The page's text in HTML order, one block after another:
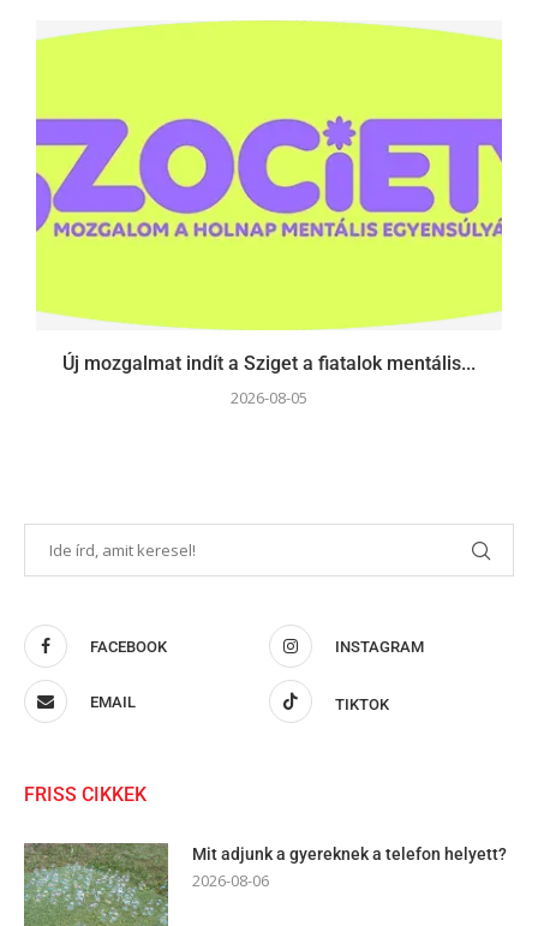
Új mozgalmat indít a Sziget a fiatalok mentális...
2026-08-05
FACEBOOK INSTAGRAM
EMAIL TIKTOK
FRISS CIKKEK
Mit adjunk a gyereknek a telefon helyett?
2026-08-06